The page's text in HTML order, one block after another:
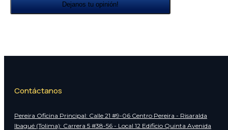
Dejanos tu opinión!
Contáctanos
Pereira Oficina Principal: Calle 21 #9-06 Centro Pereira - Risaralda
Ibagué (Tolima): Carrera 5 #38-56 - Local 12 Edificio Quinta Avenida